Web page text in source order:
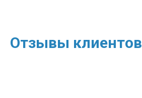
Отзывы клиентов